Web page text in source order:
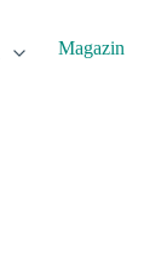
Magazin